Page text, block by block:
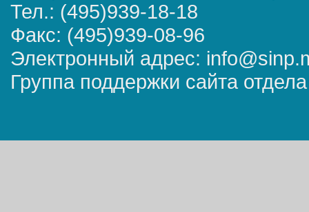
Тел.: (495)939-18-18
Факс: (495)939-08-96
Электронный адрес:
Группа поддержки сайта